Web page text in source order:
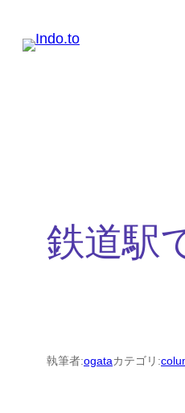
鉄道駅
執筆者:ogataカテゴリ: